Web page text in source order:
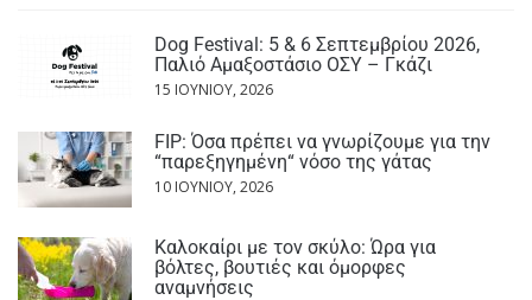
Dog Festival: 5 & 6 Σεπτεμβρίου 2026,
Παλιό Αμαξοστάσιο ΟΣΥ – Γκάζι
15 ΙΟΥΝΊΟΥ, 2026
FIP: Όσα πρέπει να γνωρίζουμε για την
“παρεξηγημένη“ νόσο της γάτας
10 ΙΟΥΝΊΟΥ, 2026
Καλοκαίρι με τον σκύλο: Ώρα για
βόλτες, βουτιές και όμορφες
αναμνήσεις